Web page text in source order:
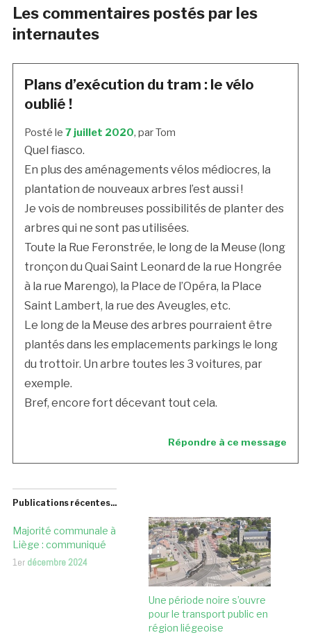
Les commentaires postés par les
internautes
Plans d’exécution du tram : le vélo
oublié !
Posté le 7 juillet 2020, par Tom
Quel fiasco.
En plus des aménagements vélos médiocres, la
plantation de nouveaux arbres l’est aussi !
Je vois de nombreuses possibilités de planter des
arbres qui ne sont pas utilisées.
Toute la Rue Feronstrée, le long de la Meuse (long
tronçon du Quai Saint Leonard de la rue Hongrée
à la rue Marengo), la Place de l’Opéra, la Place
Saint Lambert, la rue des Aveugles, etc.
Le long de la Meuse des arbres pourraient être
plantés dans les emplacements parkings le long
du trottoir. Un arbre toutes les 3 voitures, par
exemple.
Bref, encore fort décevant tout cela.
Répondre à ce message
Publications récentes...
Majorité communale à
Liège : communiqué
1er décembre 2024
Une période noire s’ouvre
pour le transport public en
région liégeoise